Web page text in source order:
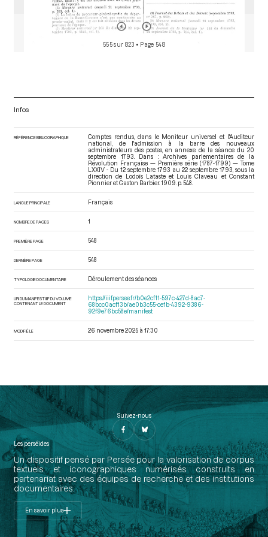
555 sur 823 • Page 548
Infos
RÉFÉRENCE BIBLIOGRAPHIQUE
Comptes rendus, dans le Moniteur universel et l'Auditeur
national, de l'admission à la barre des nouveaux
administrateurs des postes, en annexe de la séance du 20
septembre 1793. Dans : Archives parlementaires de la
Révolution Française — Première série (1787-1799) — Tome
LXXIV - Du 12 septembre 1793 au 22 septembre 1793 , sous la
direction de Lodoïs Lataste et Louis Claveau et Constant
Pionnier et Gaston Barbier. 1909. p. 548.
LANGUE PRINCIPALE Français
NOMBRE DE PAGES 1
PREMIÈRE PAGE 548
DERNIÈRE PAGE 548
TYPOLOGIE DOCUMENTAIRE Déroulement des séances
URI DU MANIFEST IIIF DU VOLUME
CONTENANT LE DOCUMENT
https://iiif.persee.fr/b0e2cf11-597c-427d-8ac7-
68bcc0acf13b/ae0b3c55-ce1b-4392-9386-
92f9e76bc58e/manifest
MODIFIÉ LE 26 novembre 2025 à 17:30
Suivez-nous
Les perséides
Un dispositif pensé par Persée pour la valorisation de corpus
textuels et iconographiques numérisés construits en
partenariat avec des équipes de recherche et des institutions
documentaires.
En savoir plus